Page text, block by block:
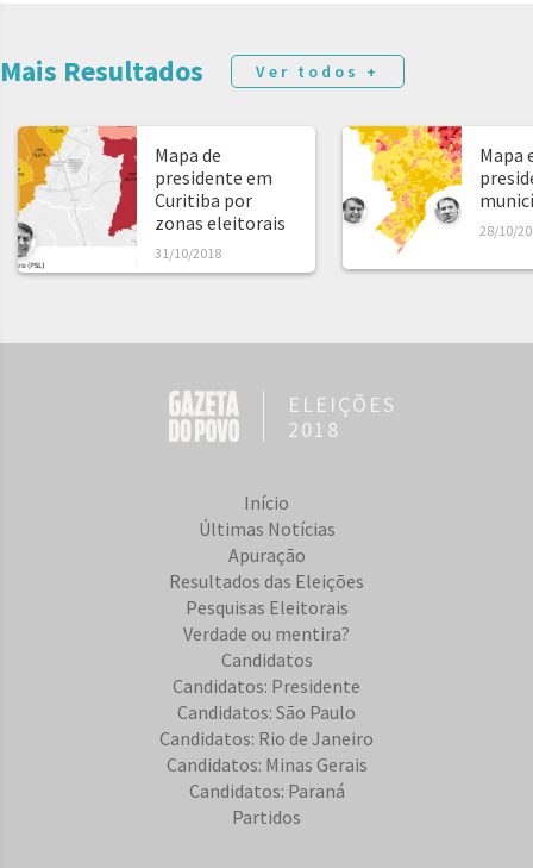
Mais Resultados Ver todos +
Mapa de
presidente em
Curitiba por
zonas eleitorais
31/10/2018
Mapa
28/10/
ELEIÇÕES
2018
Início
Últimas Notícias
Apuração
Resultados das Eleições
Pesquisas Eleitorais
Verdade ou mentira?
Candidatos
Candidatos: Presidente
Candidatos: São Paulo
Candidatos: Rio de Janeiro
Candidatos: Minas Gerais
Candidatos: Paraná
Partidos